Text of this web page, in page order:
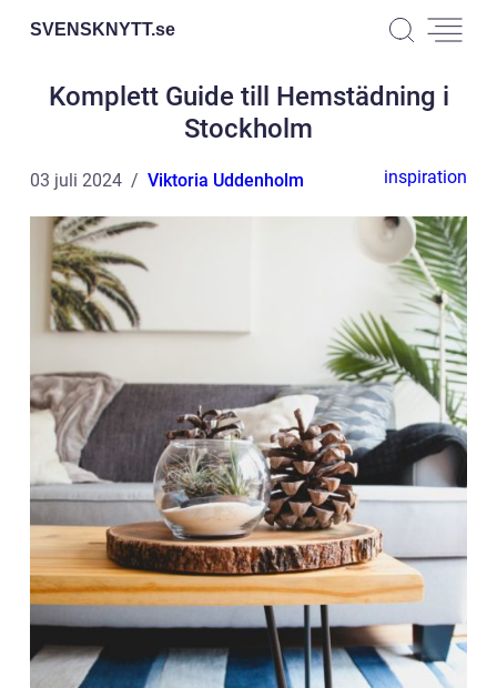
SVENSKNYTT.se
Komplett Guide till Hemstädning i
Stockholm
03 juli 2024 Viktoria Uddenholm inspiration